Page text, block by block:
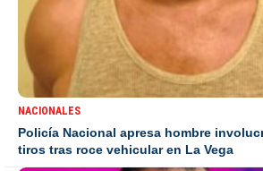
NACIONALES
Policía Nacional apresa hombre
tiros tras roce vehicular en La Vega